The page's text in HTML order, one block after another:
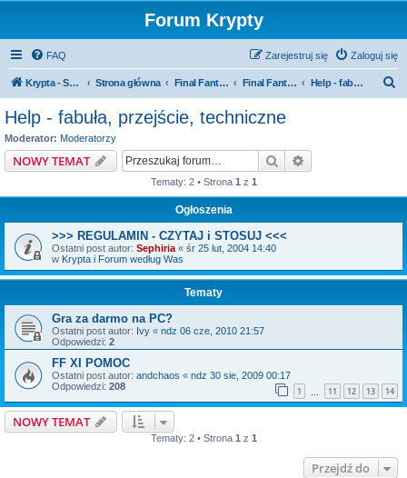
Forum Krypty
FAQ Zaloguj się
Zarejestruj się
Krypta - Strona główna Strona główna Final Fantasy Final Fantasy XI - Online Help - fabuła, przejście, techniczne
Help - fabuła, przejście, techniczne
Moderator: Moderatorzy
NOWY TEMAT Szukaj
Tematy: 2 • Strona 1 z 1
Ogłoszenia
>>> REGULAMIN - CZYTAJ i STOSUJ <<<
Ostatni post autor: Sephiria « śr 25 lut, 2004 14:40
w Krypta i Forum według Was
Tematy
Gra za darmo na PC?
Ostatni post autor: Ivy « ndz 06 cze, 2010 21:57
Odpowiedzi: 2
FF XI POMOC
Ostatni post autor: andchaos « ndz 30 sie, 2009 00:17
Odpowiedzi: 208 1 11 12 13 14
NOWY TEMAT
Tematy: 2 • Strona 1 z 1
Przejdź do